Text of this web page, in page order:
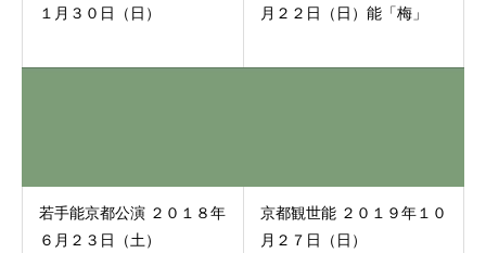
１月３０日（日）
月２２日（日）能「梅」
若手能京都公演 ２０１８年
６月２３日（土）
京都観世能 ２０１９年１０
月２７日（日）